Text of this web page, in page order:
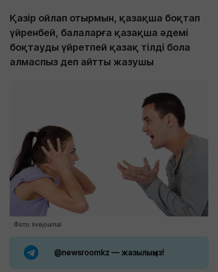
Қазір ойлап отырмын, қазақша боқтап
үйренбей, балаларға қазақша әдемі
боқтауды үйретпей қазақ тілді бола
алмаспыз деп айтты жазушы
Фото: livejournal
@newsroomkz — жазылыңыз!